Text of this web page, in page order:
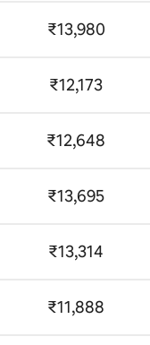
₹13,980
₹12,173
₹12,648
₹13,695
₹13,314
₹11,888